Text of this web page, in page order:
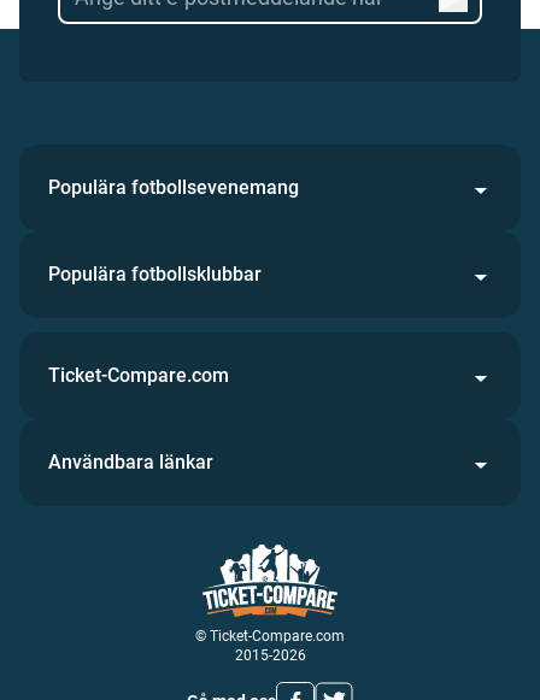
Populära fotbollsevenemang
Populära fotbollsklubbar
© Ticket-Compare.com
2015-2026
Ticket-Compare.com
Användbara länkar